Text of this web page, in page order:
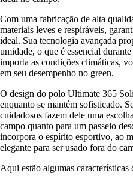
Com uma fabricação de alta
materiais leves e respiráveis,
ideal. Sua tecnologia avançada
umidade, o que é essencial
importa as condições climáticas,
em seu desempenho no green.
O design do polo Ultimate 365
enquanto se mantém sofisticado.
cuidadosos fazem dele uma
campo quanto para um passeio
incorpora o espírito esportivo, ao
elegante para ser usado fora do
Aqui estão algumas características